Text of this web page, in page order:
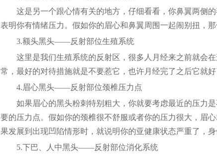
这是另一个跟心情有关的地方，仔细看看，你鼻翼两侧的
表明你有情绪压力。假如你的眉心和鼻翼周围一起闹别扭，
3.额头黑头——反射部位生殖系统
这里是我们生殖系统的反射区，很多人月经来之前就会在
常，最好的对待措施就是不要惹它，也许月经完了之后它就好
4.眉心黑头——反射部位颈椎压力点
如果眉心的黑头粉刺特别粗大，你就要考虑最近的压力是
要的压力点。假如你的颈椎很不舒服或者你的压力很大，眉
果发展到出现凹陷情形时，就说明你的亚健康状态严重了，
5.下巴、人中黑头——反射部位消化系统